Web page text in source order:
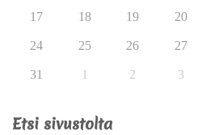
17 18 19 20
24 25 26 27
31 1 2 3
Etsi sivustolta